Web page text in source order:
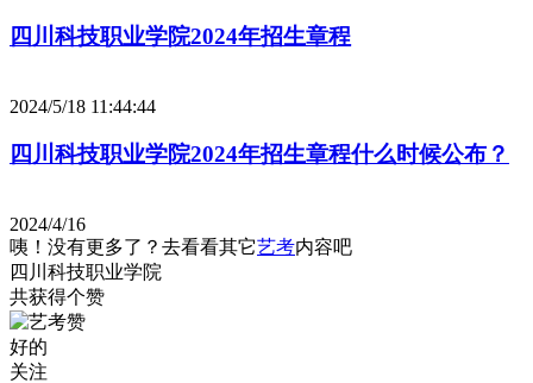
四川科技职业学院2024年招生章程
2024/5/18 11:44:44
四川科技职业学院2024年招生章程什么时候公布？
2024/4/16
咦！没有更多了？去看看其它艺考内容吧
四川科技职业学院
共获得个赞
好的
关注